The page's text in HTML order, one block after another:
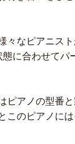
々なピアニス
に合わせてパ
ピアノの型番
このピアノに